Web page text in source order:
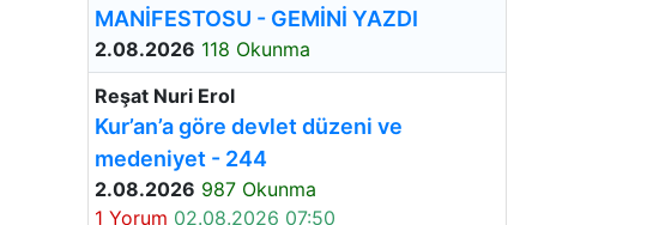
MANİFESTOSU - GEMİNİ YAZDI
2.08.2026 118 Okunma
Reşat Nuri Erol
Kur’an’a göre devlet düzeni ve
medeniyet - 244
2.08.2026 987 Okunma
1 Yorum 02.08.2026 07:50